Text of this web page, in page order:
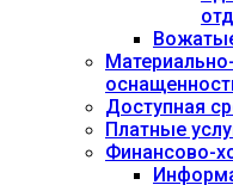
Доступная
Платные
Финансово-